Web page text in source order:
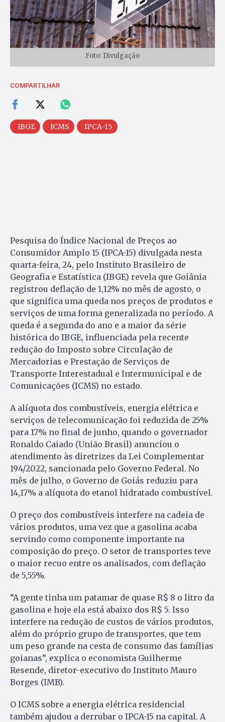
Foto: Divulgação
COMPARTILHAR
IBGE ICMS IPCA-15
Pesquisa do Índice Nacional de Preços ao
Consumidor Amplo 15 (IPCA-15) divulgada nesta
quarta-feira, 24, pelo Instituto Brasileiro de
Geografia e Estatística (IBGE) revela que Goiânia
registrou deflação de 1,12% no mês de agosto, o
que significa uma queda nos preços de produtos e
serviços de uma forma generalizada no período. A
queda é a segunda do ano e a maior da série
histórica do IBGE, influenciada pela recente
redução do Imposto sobre Circulação de
Mercadorias e Prestação de Serviços de
Transporte Interestadual e Intermunicipal e de
Comunicações (ICMS) no estado.
A alíquota dos combustíveis, energia elétrica e
serviços de telecomunicação foi reduzida de 25%
para 17% no final de junho, quando o governador
Ronaldo Caiado (União Brasil) anunciou o
atendimento às diretrizes da Lei Complementar
194/2022, sancionada pelo Governo Federal. No
mês de julho, o Governo de Goiás reduziu para
14,17% a alíquota do etanol hidratado combustível.
O preço dos combustíveis interfere na cadeia de
vários produtos, uma vez que a gasolina acaba
servindo como componente importante na
composição do preço. O setor de transportes teve
o maior recuo entre os analisados, com deflação
de 5,55%.
“A gente tinha um patamar de quase R$ 8 o litro da
gasolina e hoje ela está abaixo dos R$ 5. Isso
interfere na redução de custos de vários produtos,
além do próprio grupo de transportes, que tem
um peso grande na cesta de consumo das famílias
goianas”, explica o economista Guilherme
Resende, diretor-executivo do Instituto Mauro
Borges (IMB).
O ICMS sobre a energia elétrica residencial
também ajudou a derrubar o IPCA-15 na capital. A